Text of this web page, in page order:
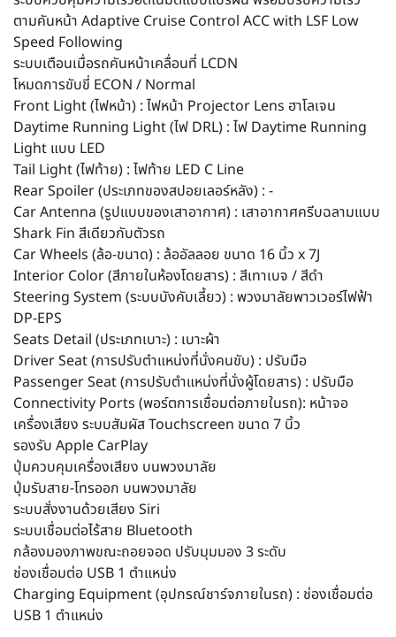
ตามคันหน้า Adaptive Cruise Control ACC with LSF Low
Speed Following
ระบบเตือนเมื่อรถคันหน้าเคลื่อนที่ LCDN
โหมดการขับขี่ ECON / Normal
Front Light (ไฟหน้า) : ไฟหน้า Projector Lens ฮาโลเจน
Daytime Running Light (ไฟ DRL) : ไฟ Daytime Running
Light แบบ LED
Tail Light (ไฟท้าย) : ไฟท้าย LED C Line
Rear Spoiler (ประเภทของสปอยเลอร์หลัง) : -
Car Antenna (รูปแบบของเสาอากาศ) : เสาอากาศครีบฉลามแบบ
Shark Fin สีเดียวกับตัวรถ
Car Wheels (ล้อ-ขนาด) : ล้ออัลลอย ขนาด 16 นิ้ว x 7J
Interior Color (สีภายในห้องโดยสาร) : สีเทาเบจ / สีดำ
Steering System (ระบบบังคับเลี้ยว) : พวงมาลัยพาวเวอร์ไฟฟ้า
DP-EPS
Seats Detail (ประเภทเบาะ) : เบาะผ้า
Driver Seat (การปรับตำแหน่งที่นั่งคนขับ) : ปรับมือ
Passenger Seat (การปรับตำแหน่งที่นั่งผู้โดยสาร) : ปรับมือ
Connectivity Ports (พอร์ตการเชื่อมต่อภายในรถ): หน้าจอ
เครื่องเสียง ระบบสัมผัส Touchscreen ขนาด 7 นิ้ว
รองรับ Apple CarPlay
ปุ่มควบคุมเครื่องเสียง บนพวงมาลัย
ปุ่มรับสาย-โทรออก บนพวงมาลัย
ระบบสั่งงานด้วยเสียง Siri
ระบบเชื่อมต่อไร้สาย Bluetooth
กล้องมองภาพขณะถอยจอด ปรับมุมมอง 3 ระดับ
ช่องเชื่อมต่อ USB 1 ตำแหน่ง
Charging Equipment (อุปกรณ์ชาร์จภายในรถ) : ช่องเชื่อมต่อ
USB 1 ตำแหน่ง